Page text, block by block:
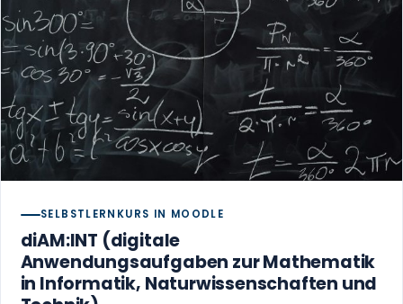
SELBSTLERNKURS IN MOODLE
diAM:INT (digitale
Anwendungsaufgaben zur Mathematik
in Informatik, Naturwissenschaften und